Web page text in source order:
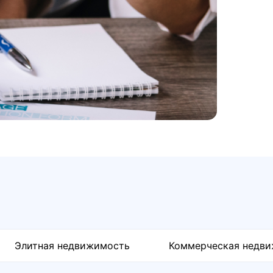
Элитная недвижимость Коммерческая